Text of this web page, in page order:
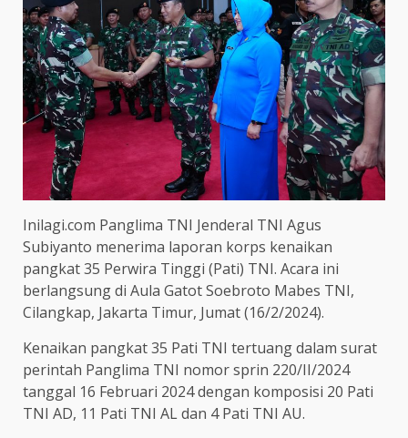
Inilagi.com Panglima TNI Jenderal TNI Agus
Subiyanto menerima laporan korps kenaikan
pangkat 35 Perwira Tinggi (Pati) TNI. Acara ini
berlangsung di Aula Gatot Soebroto Mabes TNI,
Cilangkap, Jakarta Timur, Jumat (16/2/2024).
Kenaikan pangkat 35 Pati TNI tertuang dalam surat
perintah Panglima TNI nomor sprin 220/II/2024
tanggal 16 Februari 2024 dengan komposisi 20 Pati
TNI AD, 11 Pati TNI AL dan 4 Pati TNI AU.